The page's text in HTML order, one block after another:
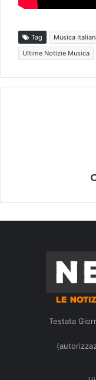
Tag Musica
Ultime Notizie Musica
Testata